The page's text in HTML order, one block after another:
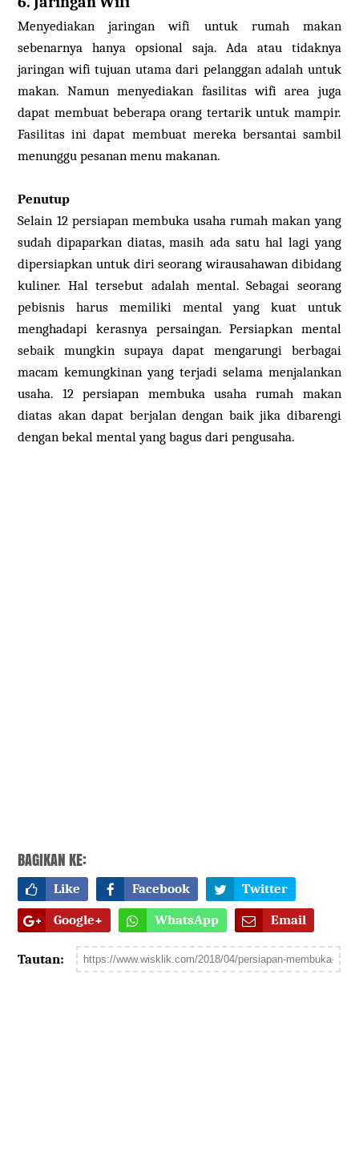
Menyediakan jaringan wifi untuk rumah makan
sebenarnya hanya opsional saja. Ada atau tidaknya
jaringan wifi tujuan utama dari pelanggan adalah untuk
makan. Namun menyediakan fasilitas wifi area juga
dapat membuat beberapa orang tertarik untuk mampir.
Fasilitas ini dapat membuat mereka bersantai sambil
menunggu pesanan menu makanan.
Penutup
Selain 12 persiapan membuka usaha rumah makan yang
sudah dipaparkan diatas, masih ada satu hal lagi yang
dipersiapkan untuk diri seorang wirausahawan dibidang
kuliner. Hal tersebut adalah mental. Sebagai seorang
pebisnis harus memiliki mental yang kuat untuk
menghadapi kerasnya persaingan. Persiapkan mental
sebaik mungkin supaya dapat mengarungi berbagai
macam kemungkinan yang terjadi selama menjalankan
usaha. 12 persiapan membuka usaha rumah makan
diatas akan dapat berjalan dengan baik jika dibarengi
dengan bekal mental yang bagus dari pengusaha.
BAGIKAN KE:
Like Facebook Twitter
Google+ WhatsApp Email
Tautan: